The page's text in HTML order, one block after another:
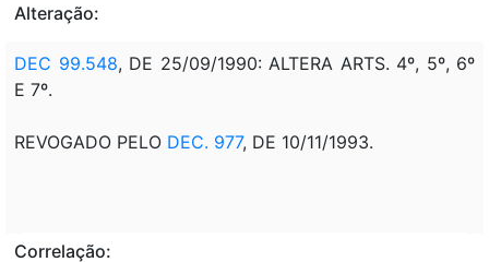
Alteração:
DEC 99.548, DE 25/09/1990: ALTERA ARTS. 4º, 5º, 6º
E 7º.
REVOGADO PELO DEC. 977, DE 10/11/1993.
Correlação: